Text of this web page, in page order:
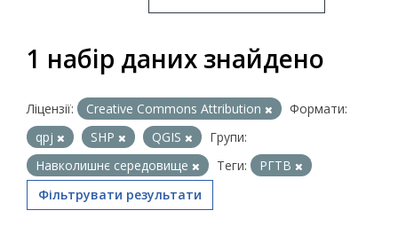
1 набір даних знайдено
Ліцензії: Creative Commons Attribution
Формати:
qpj
SHP QGIS
Групи:
Навколишнє середовище
Теги:
РГТВ
Фільтрувати результати